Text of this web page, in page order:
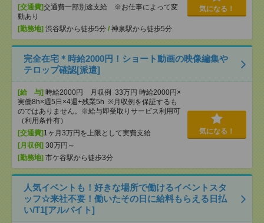
[交通費]交通費一部別途支給 ※お仕事によって変
動あり
[勤務地] 渋谷駅から徒歩5分 / 神泉駅から徒歩5分
気になる！
完全在宅＊時給2000円！ショート動画の映像編集や
テロップ確認[派遣]
[給 与] 時給2000円 月収例 33万円 時給2000円×
実働8h×週5日×4週+残業5h ※月収例を保証するも
のではありません。※給与即受取りサービス利用可
（利用条件有）
[交通費] 1ヶ月3万円を上限として実費支給
[月収例] 30万円～
[勤務地] 市ケ谷駅から徒歩3分
気になる！
人気イベントも！好きな場所で働けるイベントスタ
ッフ☆来社不要！働いたその日に給料もらえる日払
い/T1[アルバイト]